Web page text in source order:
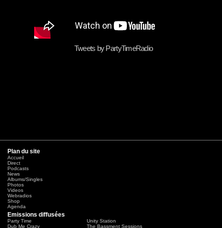
Tweets by PartyTimeRadio
Plan du site
Accueil
Direct
Podcasts
News
Albums/Singles
Photos
Videos
Webradios
Shop
Agenda
Emissions diffusées
Party Time
Unity Station
Dub Me Crazy
The Bassment Sessions